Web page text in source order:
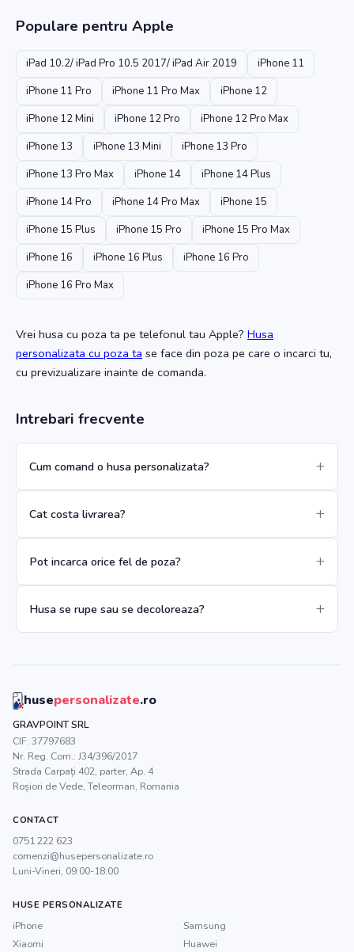
Populare pentru Apple
iPad 10.2/ iPad Pro 10.5 2017/ iPad Air 2019
iPhone 11
iPhone 11 Pro
iPhone 11 Pro Max
iPhone 12
iPhone 12 Mini
iPhone 12 Pro
iPhone 12 Pro Max
iPhone 13
iPhone 13 Mini
iPhone 13 Pro
iPhone 13 Pro Max
iPhone 14
iPhone 14 Plus
iPhone 14 Pro
iPhone 14 Pro Max
iPhone 15
iPhone 15 Plus
iPhone 15 Pro
iPhone 15 Pro Max
iPhone 16
iPhone 16 Plus
iPhone 16 Pro
iPhone 16 Pro Max
Vrei husa cu poza ta pe telefonul tau Apple? Husa
personalizata cu poza ta se face din poza pe care o incarci tu,
cu previzualizare inainte de comanda.
Intrebari frecvente
Cum comand o husa personalizata?
Cat costa livrarea?
Pot incarca orice fel de poza?
Husa se rupe sau se decoloreaza?
husepersonalizate.ro
GRAVPOINT SRL
CIF: 37797683
Nr. Reg. Com.: J34/396/2017
Strada Carpați 402, parter, Ap. 4
Roșiori de Vede,Teleorman, Romania
CONTACT
0751 222 623
comenzi@husepersonalizate.ro
Luni-Vineri, 09:00-18:00
HUSE PERSONALIZATE
iPhone
Samsung
Xiaomi
Huawei